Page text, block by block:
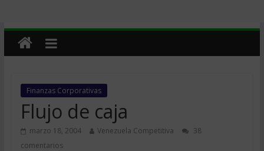
Finanzas Corporativas
Flujo de caja
marzo 18, 2004 Venezuela Competitiva
38
comentarios